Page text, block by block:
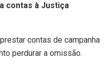
contas à Justiça
contas de campanha
perdurar a omissão.